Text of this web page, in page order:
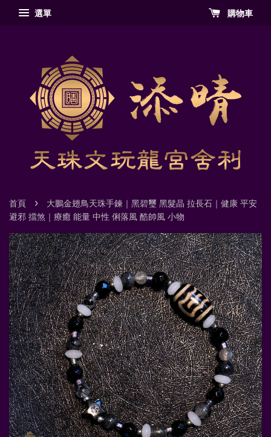
選單 購物車
首頁 ›
大鵬金翅鳥天珠手鍊｜黑碧璽 黑髮晶 拉長石｜健康 平安
避邪 擋煞｜療癒 能量 中性 俐落風 酷帥風 小物